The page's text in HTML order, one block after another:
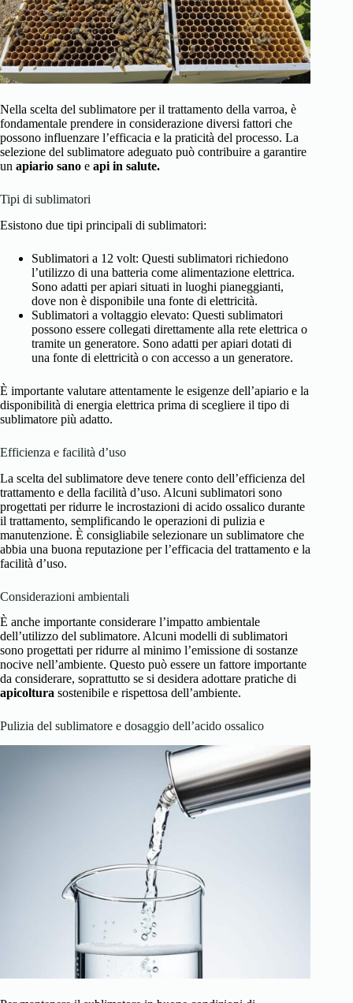
Nella scelta del sublimatore per il trattamento della varroa, è
fondamentale prendere in considerazione diversi fattori che
possono influenzare l’efficacia e la praticità del processo. La
selezione del sublimatore adeguato può contribuire a garantire
un apiario sano e api in salute.
Tipi di sublimatori
Esistono due tipi principali di sublimatori:
Sublimatori a 12 volt: Questi sublimatori richiedono
l’utilizzo di una batteria come alimentazione elettrica.
Sono adatti per apiari situati in luoghi pianeggianti,
dove non è disponibile una fonte di elettricità.
Sublimatori a voltaggio elevato: Questi sublimatori
possono essere collegati direttamente alla rete elettrica o
tramite un generatore. Sono adatti per apiari dotati di
una fonte di elettricità o con accesso a un generatore.
È importante valutare attentamente le esigenze dell’apiario e la
disponibilità di energia elettrica prima di scegliere il tipo di
sublimatore più adatto.
Efficienza e facilità d’uso
La scelta del sublimatore deve tenere conto dell’efficienza del
trattamento e della facilità d’uso. Alcuni sublimatori sono
progettati per ridurre le incrostazioni di acido ossalico durante
il trattamento, semplificando le operazioni di pulizia e
manutenzione. È consigliabile selezionare un sublimatore che
abbia una buona reputazione per l’efficacia del trattamento e la
facilità d’uso.
Considerazioni ambientali
È anche importante considerare l’impatto ambientale
dell’utilizzo del sublimatore. Alcuni modelli di sublimatori
sono progettati per ridurre al minimo l’emissione di sostanze
nocive nell’ambiente. Questo può essere un fattore importante
da considerare, soprattutto se si desidera adottare pratiche di
apicoltura sostenibile e rispettosa dell’ambiente.
Pulizia del sublimatore e dosaggio dell’acido ossalico